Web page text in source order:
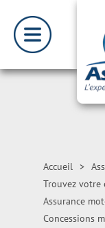
Accueil >
Trouvez votre
Assurance
Concessions